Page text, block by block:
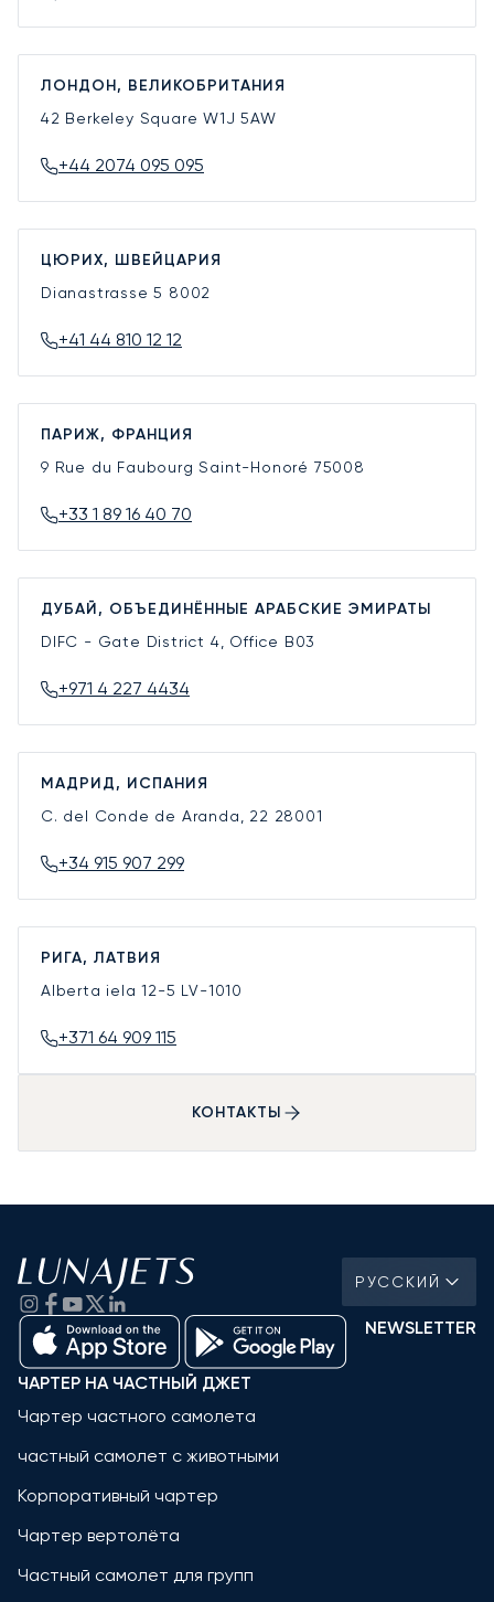
ЛОНДОН, ВЕЛИКОБРИТАНИЯ
42 Berkeley SquareW1J 5AW
+44 2074 095 095
ЦЮРИХ, ШВЕЙЦАРИЯ
Dianastrasse 5 8002
+41 44 810 12 12
ПАРИЖ, ФРАНЦИЯ
9 Rue du Faubourg Saint-Honoré 75008
+33 1 89 16 40 70
ДУБАЙ, ОБЪЕДИНЁННЫЕ АРАБСКИЕ ЭМИРАТЫ
DIFC - Gate District 4, Office B03
+971 4 227 4434
МАДРИД, ИСПАНИЯ
C. del Conde de Aranda, 22 28001
+34 915 907 299
РИГА, ЛАТВИЯ
Alberta iela 12-5 LV-1010
+371 64 909 115
КОНТАКТЫ
РУССКИЙ
NEWSLETTER
ЧАРТЕР НА ЧАСТНЫЙ ДЖЕТ
Чартер частного самолета
частный самолет с животными
Корпоративный чартер
Чартер вертолёта
Частный самолет для групп